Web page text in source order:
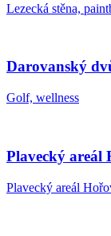
Lezecká stěna,
Darovanský
Golf, wellness
Plavecký areál
Plavecký areál